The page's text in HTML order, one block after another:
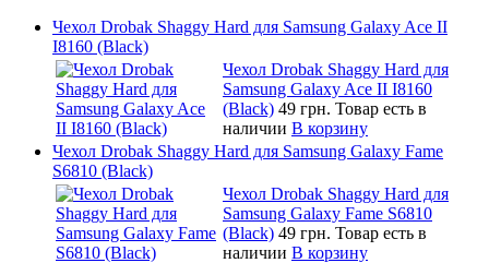
Чехол Drobak Shaggy Hard для Samsung Galaxy Ace II
I8160 (Black)
Чехол Drobak Shaggy Hard для
Samsung Galaxy Ace II I8160
(Black) 49 грн. Товар есть в
наличии В корзину
Чехол Drobak Shaggy Hard для Samsung Galaxy Fame
S6810 (Black)
Чехол Drobak Shaggy Hard для
Samsung Galaxy Fame S6810
(Black) 49 грн. Товар есть в
наличии В корзину